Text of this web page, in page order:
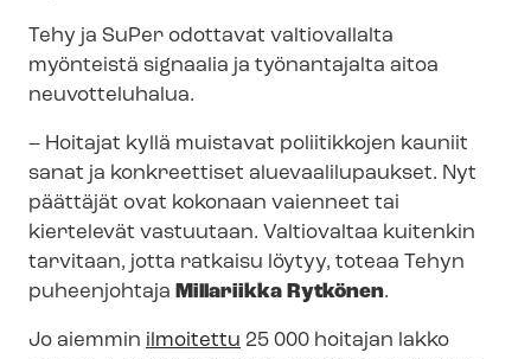
Tehy ja SuPer odottavat valtiovallalta
myönteistä signaalia ja työnantajalta aitoa
neuvotteluhalua.
– Hoitajat kyllä muistavat poliitikkojen kauniit
sanat ja konkreettiset alue­vaa­li­lu­pauk­set. Nyt
päättäjät ovat kokonaan vaienneet tai
kiertelevät vastuutaan. Valtiovaltaa kuitenkin
tarvitaan, jotta ratkaisu löytyy, toteaa Tehyn
puheenjohtaja Millariikka Rytkönen.
Jo aiemmin ilmoitettu 25 000 hoitajan lakko